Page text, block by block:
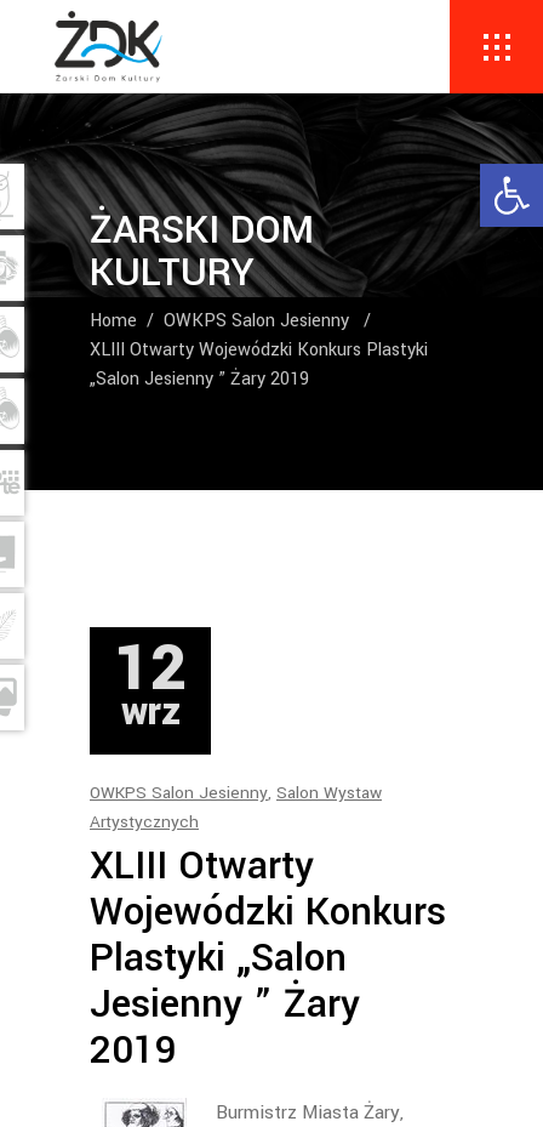
ŻARSKI DOM
KULTURY
Home / OWKPS Salon Jesienny /
XLIII Otwarty Wojewódzki Konkurs Plastyki
„Salon Jesienny ” Żary 2019
12
wrz
OWKPS Salon Jesienny, Salon Wystaw
Artystycznych
XLIII Otwarty
Wojewódzki Konkurs
Plastyki „Salon
Jesienny ” Żary
2019
Burmistrz Miasta Żary,